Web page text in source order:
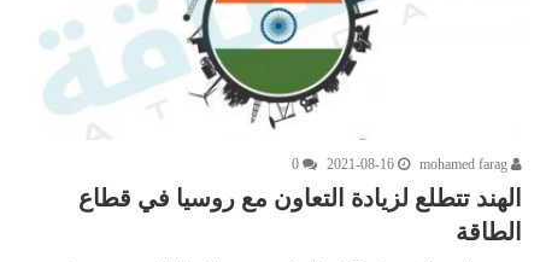
2021-08-16
0
الهند تتطلع لزيادة التعاون مع روسيا في قطاع
الطاقة